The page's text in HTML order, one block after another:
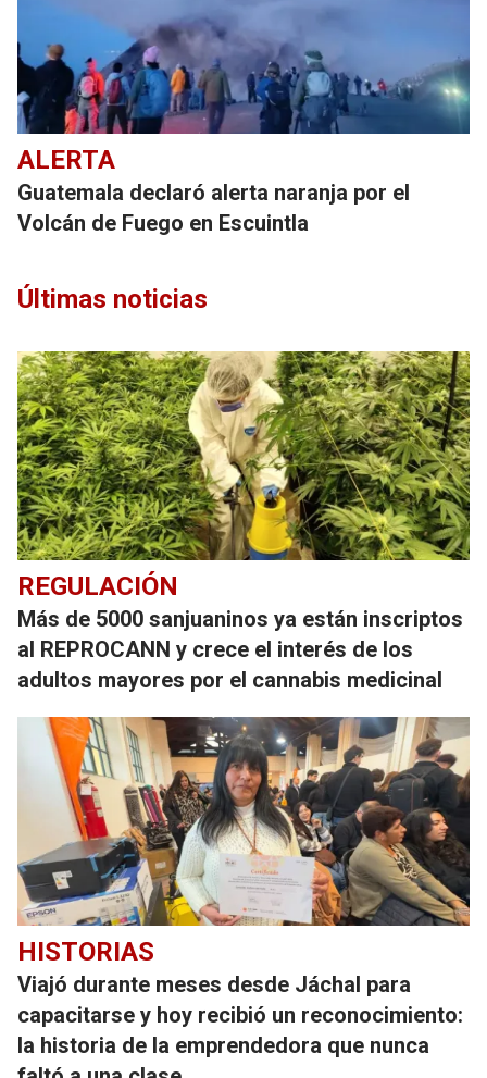
ALERTA
Guatemala declaró alerta naranja por el
Volcán de Fuego en Escuintla
Últimas noticias
REGULACIÓN
Más de 5000 sanjuaninos ya están inscriptos
al REPROCANN y crece el interés de los
adultos mayores por el cannabis medicinal
HISTORIAS
Viajó durante meses desde Jáchal para
capacitarse y hoy recibió un reconocimiento:
la historia de la emprendedora que nunca